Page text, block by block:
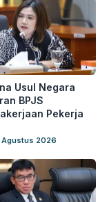
Usul Negara
BPJS
Pekerja
2026